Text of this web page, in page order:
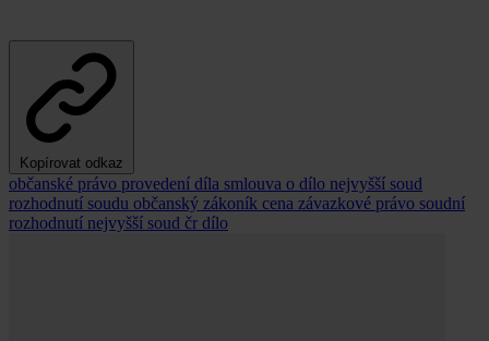
Kopírovat odkaz
občanské právo provedení díla smlouva o dílo nejvyšší soud
rozhodnutí soudu občanský zákoník cena závazkové právo soudní
rozhodnutí nejvyšší soud čr dílo